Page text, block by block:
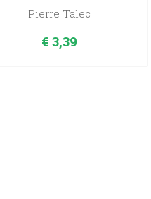
Pierre Talec
€ 3,39